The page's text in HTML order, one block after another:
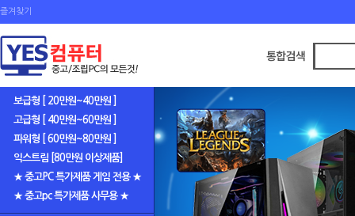
즐겨찾기
보급형 [ 20만원~40만원 ]
고급형 [ 40만원~60만원 ]
파워형 [ 60만원~80만원 ]
익스트림 [80만원 이상제품]
★ 중고PC 특가제품 게임 전용 ★
★ 중고pc 특가제품 사무용 ★